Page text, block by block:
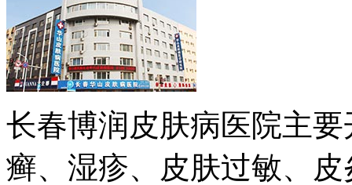
长春博润皮肤病医院主
癣、湿疹、皮肤过敏、